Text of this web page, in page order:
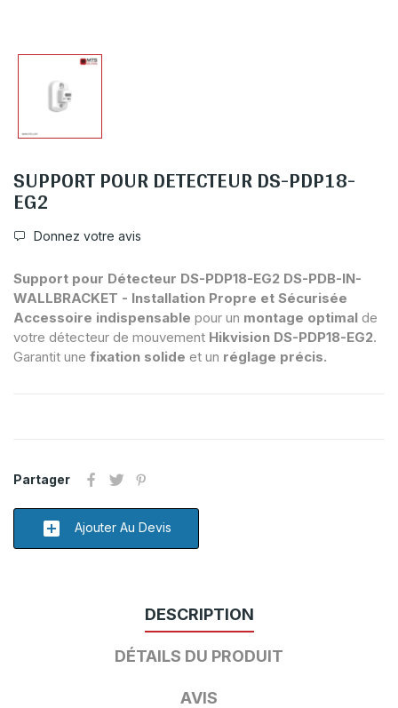
SUPPORT POUR DETECTEUR DS-PDP18-
EG2
Donnez votre avis
Support pour Détecteur DS-PDP18-EG2 DS-PDB-IN-
WALLBRACKET - Installation Propre et Sécurisée
Accessoire indispensable pour un montage optimal de
votre détecteur de mouvement Hikvision DS-PDP18-EG2.
Garantit une fixation solide et un réglage précis.
Partager
add_box Ajouter Au Devis
DESCRIPTION
DÉTAILS DU PRODUIT
AVIS